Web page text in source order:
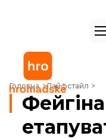
Головна Лайфстайл
Фейгіна допустили до